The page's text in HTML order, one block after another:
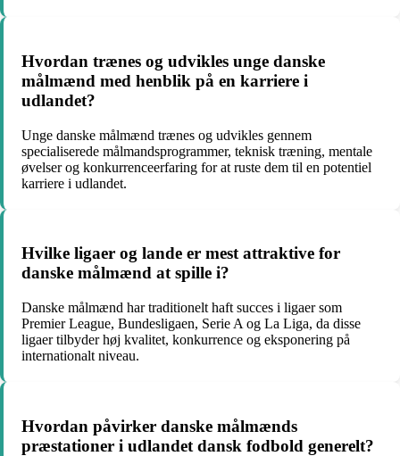
Hvordan trænes og udvikles unge danske
målmænd med henblik på en karriere i
udlandet?
Unge danske målmænd trænes og udvikles gennem
specialiserede målmandsprogrammer, teknisk træning, mentale
øvelser og konkurrenceerfaring for at ruste dem til en potentiel
karriere i udlandet.
Hvilke ligaer og lande er mest attraktive for
danske målmænd at spille i?
Danske målmænd har traditionelt haft succes i ligaer som
Premier League, Bundesligaen, Serie A og La Liga, da disse
ligaer tilbyder høj kvalitet, konkurrence og eksponering på
internationalt niveau.
Hvordan påvirker danske målmænds
præstationer i udlandet dansk fodbold generelt?